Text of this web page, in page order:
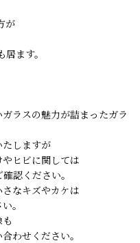
が
ます。
ラスの魅力が詰まったガラ
しますが
ヒビに関しては
認ください。
なキズやカケは
。
わせください。